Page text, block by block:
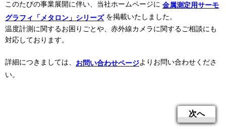
このたびの事業展開に伴い、当社ホームページに 金属測定用サーモ
グラフィ「メタロン」シリーズを掲載いたしました。
温度計測に関するお困りごとや、赤外線カメラに関するご相談にも
対応しております。
詳細につきましては、 お問い合わせページよりお問い合わせくださ
い。
次へ